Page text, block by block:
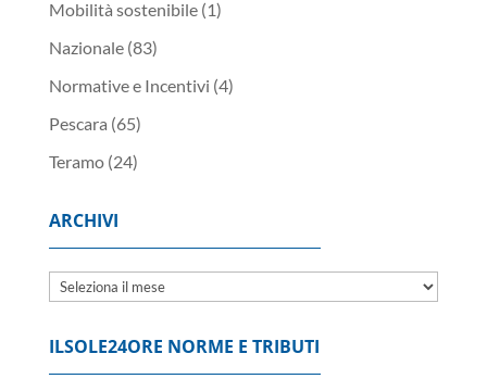
Mobilità sostenibile(1)
Nazionale(83)
Normative e Incentivi (4)
Pescara (65)
Teramo(24)
ARCHIVI
Archivi
ILSOLE24ORE NORME E TRIBUTI